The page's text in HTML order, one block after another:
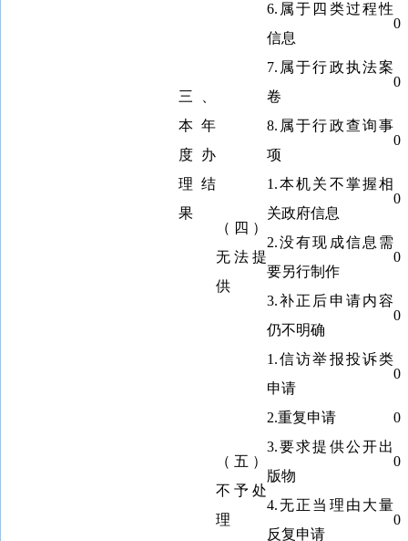
三、
本年
度办
理结
果
6.属于四类过程性
信息
0
7.属于行政执法案
卷
0
8.属于行政查询事
项
0
（四）
无法提
供
1.本机关不掌握相
关政府信息
0
2.没有现成信息需
要另行制作
0
3.补正后申请内容
仍不明确
0
（五）
不予处
理
1.信访举报投诉类
申请
0
2.重复申请
0
3.要求提供公开出
版物
0
4.无正当理由大量
反复申请
0